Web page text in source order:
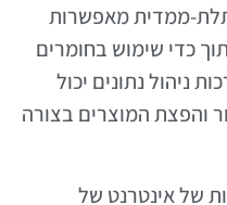
תלת-ממדית מאפשרות
כדי שימוש בחומרים
ניהול נתונים יכול
והפצת המוצרים בצורה
של אינטרנט של